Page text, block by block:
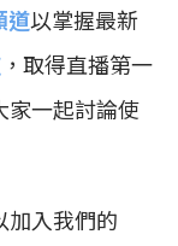
道以掌握最新
，取得直播第一
家一起討論使
加入我們的